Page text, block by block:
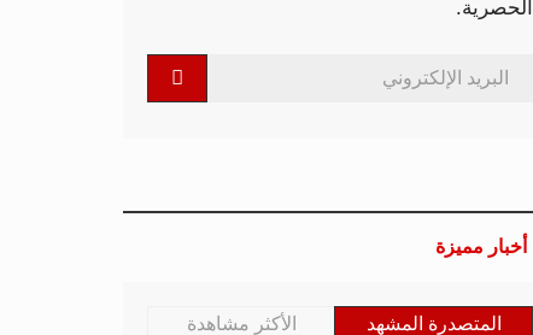
الحصرية.
أخبار مميزة
المتصدرة المشهد الأكثر مشاهدة